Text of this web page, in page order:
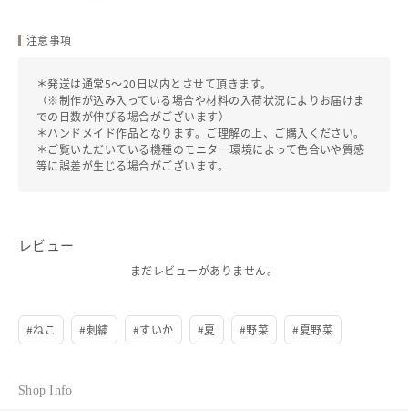
ご入金確認後、材料の手配・制作などを開始します。
※価格は１つ分のお値段です。
"①赤スイカ・②黄色スイカ"からお選びください。
□全形サイズ：横50mm×縦38mm
■作品は１つ１つ手作業で制作しております。その為、同じ作品でも微
ります。
クリックポスト あり / なし
こねこ便(ヤマト運輸) あり/あり
全国一律
￥420
注意事項
＊発送は通常5～20日以内とさせて頂きます。
（※制作が込み入っている場合や材料の入荷状況によりお届けま
での日数が伸びる場合がございます）
＊ハンドメイド作品となります。ご理解の上、ご購入ください。
＊ご覧いただいている機種のモニター環境によって色合いや質感
等に誤差が生じる場合がございます。
レビュー
まだレビューがありません。
#ねこ #刺繍 #すいか #夏 #野菜 #夏野菜
Shop Info